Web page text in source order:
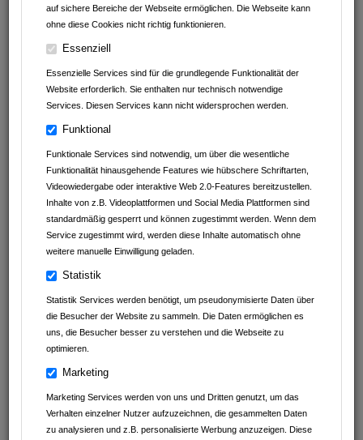
auf sichere Bereiche der Webseite ermöglichen. Die Webseite kann
ohne diese Cookies nicht richtig funktionieren.
Essenziell
Essenzielle Services sind für die grundlegende Funktionalität der
Website erforderlich. Sie enthalten nur technisch notwendige
Services. Diesen Services kann nicht widersprochen werden.
Funktional
Funktionale Services sind notwendig, um über die wesentliche
Funktionalität hinausgehende Features wie hübschere Schriftarten,
Videowiedergabe oder interaktive Web 2.0-Features bereitzustellen.
Inhalte von z.B. Videoplattformen und Social Media Plattformen sind
standardmäßig gesperrt und können zugestimmt werden. Wenn dem
Service zugestimmt wird, werden diese Inhalte automatisch ohne
weitere manuelle Einwilligung geladen.
Statistik
Statistik Services werden benötigt, um pseudonymisierte Daten über
die Besucher der Website zu sammeln. Die Daten ermöglichen es
uns, die Besucher besser zu verstehen und die Webseite zu
optimieren.
Marketing
Marketing Services werden von uns und Dritten genutzt, um das
Verhalten einzelner Nutzer aufzuzeichnen, die gesammelten Daten
zu analysieren und z.B. personalisierte Werbung anzuzeigen. Diese
Bahnhofstr.18
74858 Aglasterhausen
Baden-Württemberg
06262 / 920 50
info@betten-stumpf.de
www.betten-stumpf.de
Facebook
Ansprechpartner
Steven Binder
06262 / 920 50
06262 / 9205 99
s.binder@betten-stumpf.de
06262 / 9205 99
u.stumpf@betten-stumpf.de